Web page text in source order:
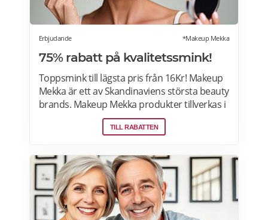
Rabattkoden skickas direkt till din e-post.
Erbjudande *Makeup Mekka
75% rabatt på kvalitetssmink!
Toppsmink till lägsta pris från 16Kr! Makeup
Mekka är ett av Skandinaviens största beauty
brands. Makeup Mekka produkter tillverkas i
samma fabriker som stora internationella
beauty brands. Fri frakt över 299:- Läs mer
TILL RABATTEN